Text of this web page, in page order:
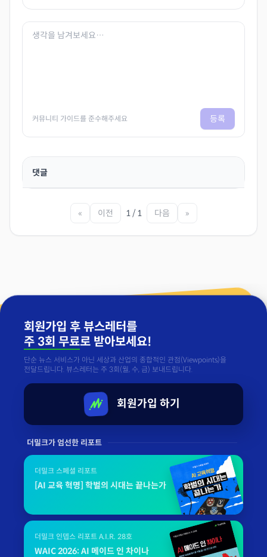
커뮤니티 가이드를 준수해주세요 등록
댓글
« 이전 1 / 1 다음 »
회원가입 후 뷰스레터를
주 3회 무료로 받아보세요!
단순 뉴스 서비스가 아닌 세상과 산업의 종합적인 관점(Viewpoints)을
전달드립니다. 뷰스레터는 주 3회(월, 수, 금) 보내드립니다.
회원가입 하기
더밀크가 엄선한 리포트
더밀크 스페셜 리포트
[AI 교육 혁명] 학벌의 시대는 끝나는가
더밀크 인뎁스 리포트 A.I.R. 28호
WAIC 2026: AI 메이드 인 차이나